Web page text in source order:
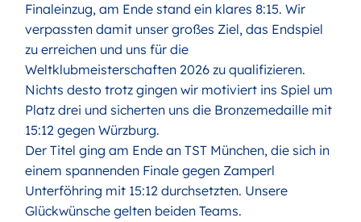
Finaleinzug, am Ende stand ein klares 8:15. Wir
verpassten damit unser großes Ziel, das Endspiel
zu erreichen und uns für die
Weltklubmeisterschaften 2026 zu qualifizieren.
Nichts desto trotz gingen wir motiviert ins Spiel um
Platz drei und sicherten uns die Bronzemedaille mit
15:12 gegen Würzburg.
Der Titel ging am Ende an TST München, die sich in
einem spannenden Finale gegen Zamperl
Unterföhring mit 15:12 durchsetzten. Unsere
Glückwünsche gelten beiden Teams.